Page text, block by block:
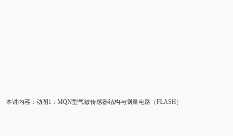
本讲内容：动图1：MQN型气敏传感器结构与测量电路（FLASH）